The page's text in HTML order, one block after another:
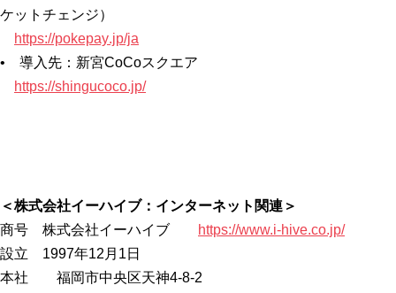
ケットチェンジ）
https://pokepay.jp/ja
• 導入先：新宮CoCoスクエア
https://shingucoco.jp/
＜株式会社イーハイブ：インターネット関連＞
商号 株式会社イーハイブ
https://www.i-hive.co.jp/
設立 1997年12月1日
本社 福岡市中央区天神4-8-2